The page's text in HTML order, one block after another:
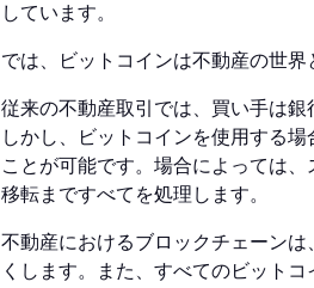
しています。
では、ビットコインは不動産の世
従来の不動産取引では、買い手は
しかし、ビットコインを使用する
ことが可能です。場合によっては
移転まですべてを処理します。
不動産におけるブロックチェーン
くします。また、すべてのビット